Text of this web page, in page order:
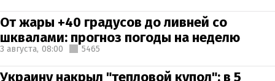
От жары +40 градусов до ливней со
шквалами: прогноз погоды на неделю
3 августа, 08:00 5465
Украину накрыл "тепловой купол": в 5